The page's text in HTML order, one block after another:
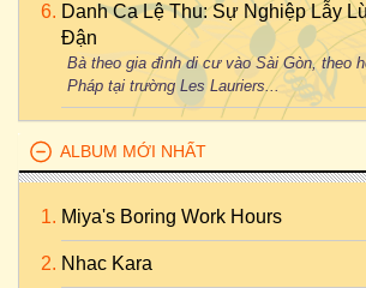
Danh Ca Lệ Thu: Sự Nghiệp Lẫy
Đận
Bà theo gia đình di cư vào Sài Gòn, theo
Pháp tại trường Les Lauriers...
ALBUM MỚI NHẤT
Miya's Boring Work Hours
Nhac Kara